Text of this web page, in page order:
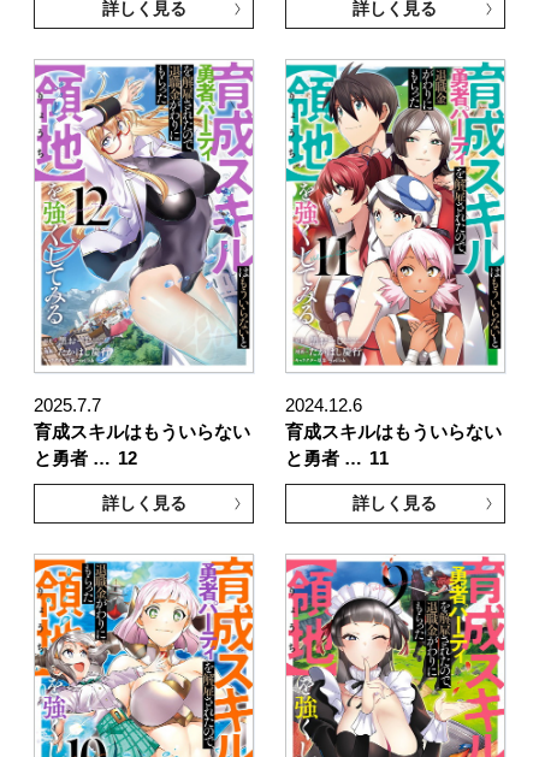
詳しく見る 詳しく見る
2025.7.7
育成スキルはもういらない
と勇者 … 12
詳しく見る
2024.12.6
育成スキルはもういらない
と勇者 … 11
詳しく見る